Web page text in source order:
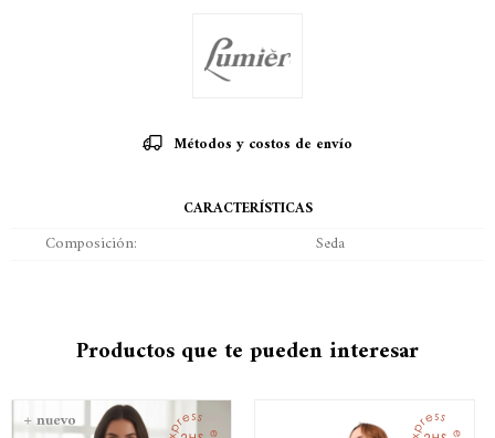
Métodos y costos de envío
CARACTERÍSTICAS
Composición Seda
Productos que te pueden interesar